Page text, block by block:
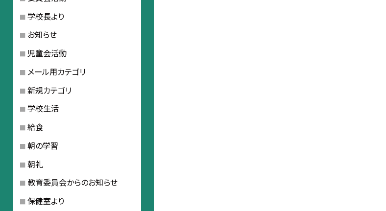
学校長より
お知らせ
児童会活動
メール用カテゴリ
新規カテゴリ
学校生活
給食
朝の学習
朝礼
教育委員会からのお知らせ
保健室より